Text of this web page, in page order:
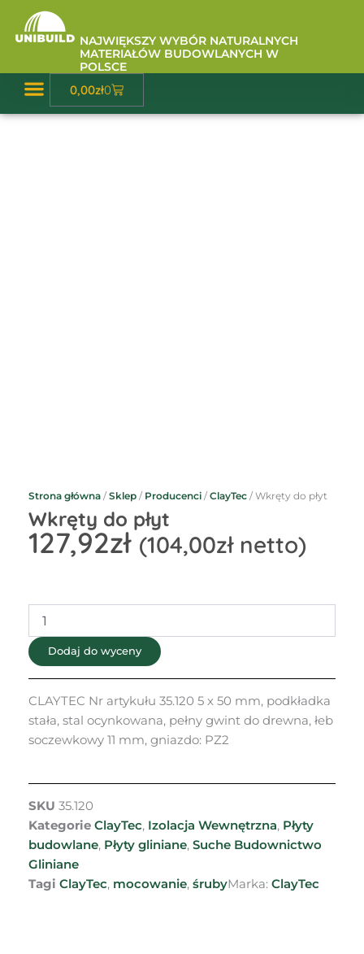
Przejdź
NAJWIĘKSZY WYBÓR NATURALNYCH
MATERIAŁÓW BUDOWLANYCH W
POLSCE
0,00zł0
Wózek
Strona główna /Sklep / Producenci /ClayTec / Wkręty do płyt
Wkręty do płyt
127,92zł (104,00złnetto)
Wkręty
do
płyt
Dodaj do wyceny
CLAYTEC Nr artykułu 35.120 5 x 50 mm, podkładka
stała, stal ocynkowana, pełny gwint do drewna, łeb
soczewkowy 11 mm, gniazdo: PZ2
SKU 35.120
Kategorie ClayTec, Izolacja Wewnętrzna, Płyty
budowlane, Płyty gliniane, Suche Budownictwo
Gliniane
Tagi ClayTec, mocowanie, śrubyMarka: ClayTec